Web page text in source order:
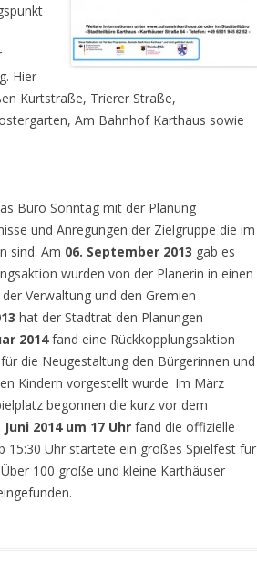
Hier
Kurtstraße, Trierer Straße,
Am Bahnhof Karthaus sowie
Büro Sonntag mit der Planung
und Anregungen der Zielgruppe die im
sind. Am 06. September 2013 gab es
wurden von der Planerin in einen
Verwaltung und den Gremien
hat der Stadtrat den Planungen
2014fand eine Rückkopplungsaktion
die Neugestaltung den Bürgerinnen und
Kindern vorgestellt wurde. Im März
begonnen die kurz vor dem
Juni 2014 um 17 Uhr fand die offizielle
15:30 Uhr startete ein großes Spielfest für
100 große und kleine Karthäuser